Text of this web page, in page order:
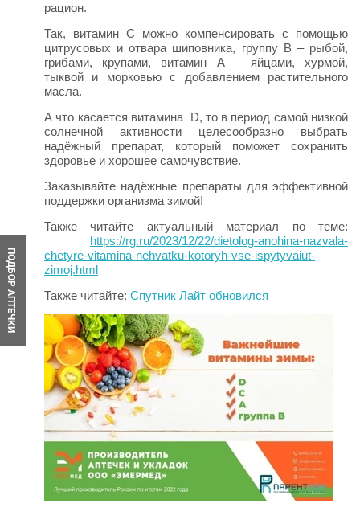
ПОДБОР АПТЕЧКИ
рацион.
Так, витамин С можно компенсировать с помощью
цитрусовых и отвара шиповника, группу В – рыбой,
грибами, крупами, витамин А – яйцами, хурмой,
тыквой и морковью с добавлением растительного
масла.
А что касается витамина D, то в период самой низкой
солнечной активности целесообразно выбрать
надёжный препарат, который поможет сохранить
здоровье и хорошее самочувствие.
Заказывайте надёжные препараты для эффективной
поддержки организма зимой!
Также читайте актуальный материал по теме:
https://rg.ru/2023/12/22/dietolog-anohina-nazvala-
chetyre-vitamina-nehvatku-kotoryh-vse-ispytyvaiut-
zimoj.html
Также читайте: Спутник Лайт обновился